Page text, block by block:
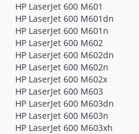
HP LaserJet 600 M601
HP LaserJet 600 M601dn
HP LaserJet 600 M601n
HP LaserJet 600 M602
HP LaserJet 600 M602dn
HP LaserJet 600 M602n
HP LaserJet 600 M602x
HP LaserJet 600 M603
HP LaserJet 600 M603dn
HP LaserJet 600 M603n
HP LaserJet 600 M603xh